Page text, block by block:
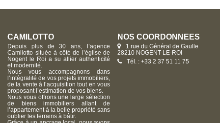
CAMILOTTO
Depuis plus de 30 ans, l’agence
Camilotto située à côté de l’église de
Nogent le Roi a su allier authenticité
et modernité.
Nous vous accompagnons dans
l’intégralité de vos projets immobiliers,
de la vente à l’acquisition tout en vous
proposant l’estimation de vos biens.
Nous vous offrons une large sélection
de biens immobiliers allant de
l’appartement à la belle propriété sans
oublier les terrains à bâtir.
NOS COORDONNÉES
1 rue du Général de Gaulle
28210 NOGENT-LE-ROI
Tél. : +33 2 37 51 11 75